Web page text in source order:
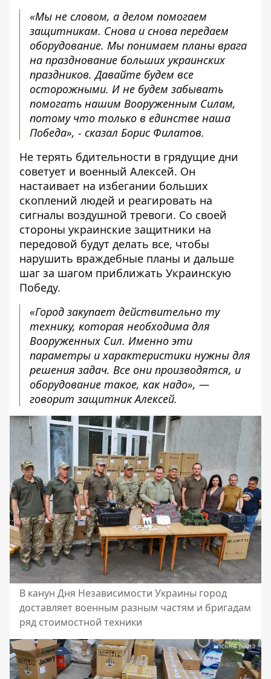
«Мы не словом, а делом помогаем
защитникам. Снова и снова передаем
оборудование. Мы понимаем планы врага
на празднование больших украинских
праздников. Давайте будем все
осторожными. И не будем забывать
помогать нашим Вооруженным Силам,
потому что только в единстве наша
Победа», - сказал Борис Филатов.
Не терять бдительности в грядущие дни
советует и военный Алексей. Он
настаивает на избегании больших
скоплений людей и реагировать на
сигналы воздушной тревоги. Со своей
стороны украинские защитники на
передовой будут делать все, чтобы
нарушить враждебные планы и дальше
шаг за шагом приближать Украинскую
Победу.
«Город закупает действительно ту
технику, которая необходима для
Вооруженных Сил. Именно эти
параметры и характеристики нужны для
решения задач. Все они производятся, и
оборудование такое, как надо», —
говорит защитник Алексей.
В канун Дня Независимости Украины город
доставляет военным разным частям и бригадам
ряд стоимостной техники